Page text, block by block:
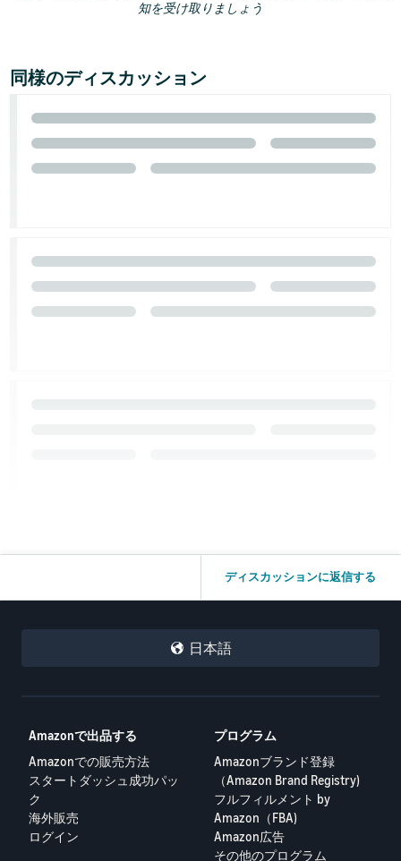
知を受け取りましょう
同様のディスカッション
ディスカッションに返信する
日本語
Amazonで出品する
Amazonでの販売方法
スタートダッシュ成功パッ
ク
海外販売
ログイン
プログラム
Amazonブランド登録
（Amazon Brand Registry)
フルフィルメント by
Amazon（FBA)
Amazon広告
その他のプログラム